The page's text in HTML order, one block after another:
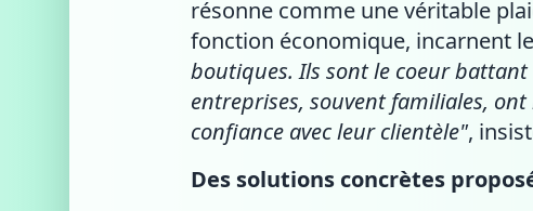
résonne comme une véritable
fonction économique, incarnent
boutiques. Ils sont le coeur battant
entreprises, souvent familiales,
confiance avec leur clientèle",
Des solutions concrètes